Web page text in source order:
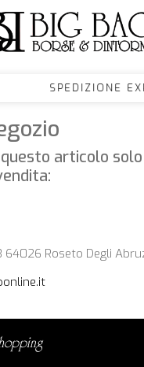
articolo
64026 Roseto Degli